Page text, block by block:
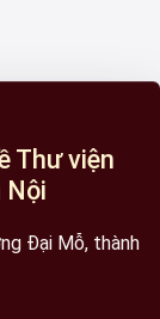
Thư viện
Nội
Đại Mỗ, thành